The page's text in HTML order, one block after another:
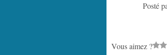
Posté
Vous aimez ?